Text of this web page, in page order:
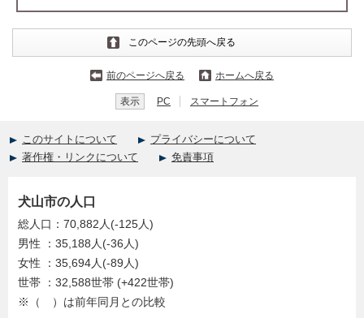
このページの先頭へ戻る
前のページへ戻る ホームへ戻る
表示 PC スマートフォン
このサイトについて
プライバシーについて
著作権・リンクについて
免責事項
犬山市の人口
総人口：70,882人(-125人)
男性 ：35,188人(-36人)
女性 ：35,694人(-89人)
世帯 ：32,588世帯 (+422世帯)
※（ ）は前年同月との比較